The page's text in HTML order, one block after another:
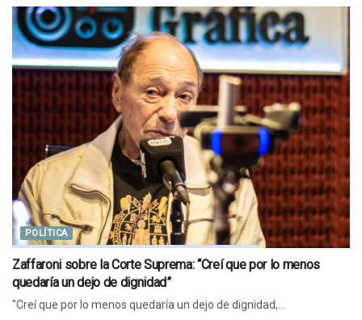
POLÍTICA
Zaffaroni sobre la Corte Suprema: “Creí que por lo menos
quedaría un dejo de dignidad”
"Creí que por lo menos quedaría un dejo de dignidad,...